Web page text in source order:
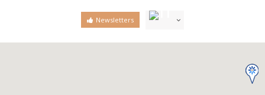
Newsletters